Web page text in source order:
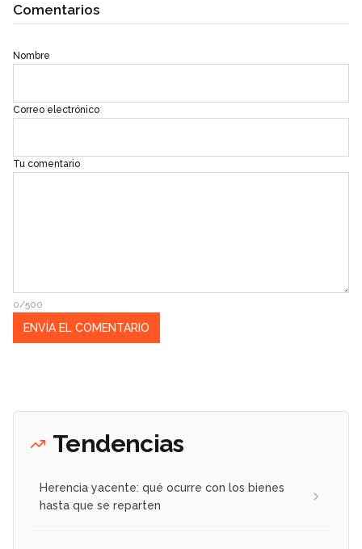
Comentarios
Nombre
Correo electrónico
Tu comentario
0/500
Tendencias
Herencia yacente: qué ocurre con los bienes
hasta que se reparten